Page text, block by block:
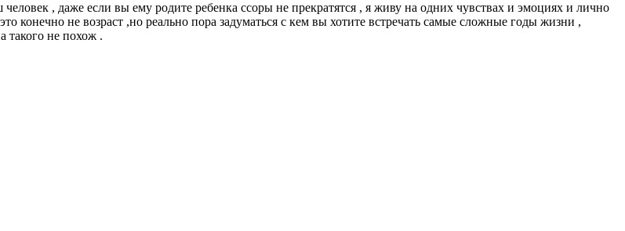
, даже если вы ему родите ребенка ссоры не прекратятся , я живу на одних чувствах и эмоциях и лично
конечно не возраст ,но реально пора задуматься с кем вы хотите встречать самые сложные годы жизни ,
такого не похож .